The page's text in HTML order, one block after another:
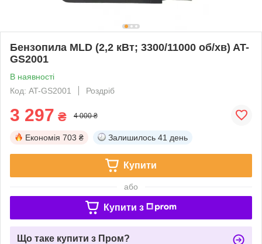
Бензопила MLD (2,2 кВт; 3300/11000 об/хв) AT-
GS2001
В наявності
Код: AT-GS2001
Роздріб
3 297 ₴ 4 000 ₴
Економія 703 ₴ Залишилось 41 день
Купити
або
Купити з
Що таке купити з Пром?